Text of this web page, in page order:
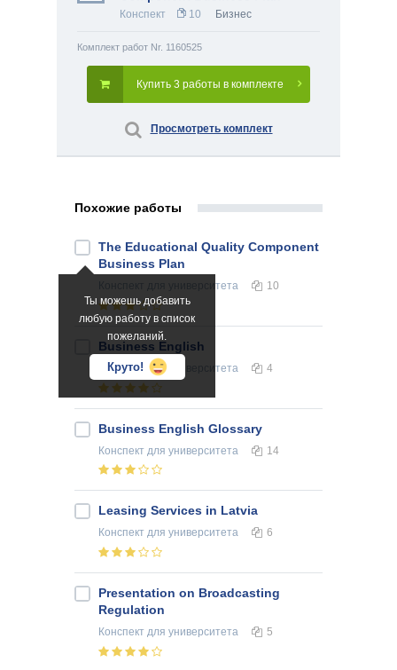
Конспект 10 Бизнес
Комплект работ Nr. 1160525
Купить 3 работы в комплекте
Просмотреть комплект
Похожие работы
Ты можешь добавить
любую работу в список
пожеланий.
Круто!
The Educational Quality Component
Business Plan
для университета 10
Business English
Конспект для университета 4
Business English Glossary
Конспект для университета 14
Leasing Services in Latvia
Конспект для университета 6
Presentation on Broadcasting
Regulation
Конспект для университета 5